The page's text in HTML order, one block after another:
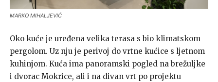
MARKO MIHALJEVIĆ
Oko kuće je uređena velika terasa s bio klimatskom
pergolom. Uz nju je perivoj do vrtne kućice s ljetnom
kuhinjom. Kuća ima panoramski pogled na brežuljke
i dvorac Mokrice, ali i na divan vrt po projektu